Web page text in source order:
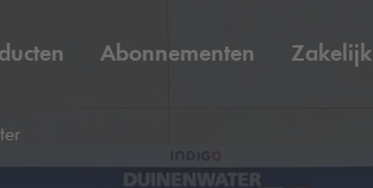
Abonnementen Zakelijk